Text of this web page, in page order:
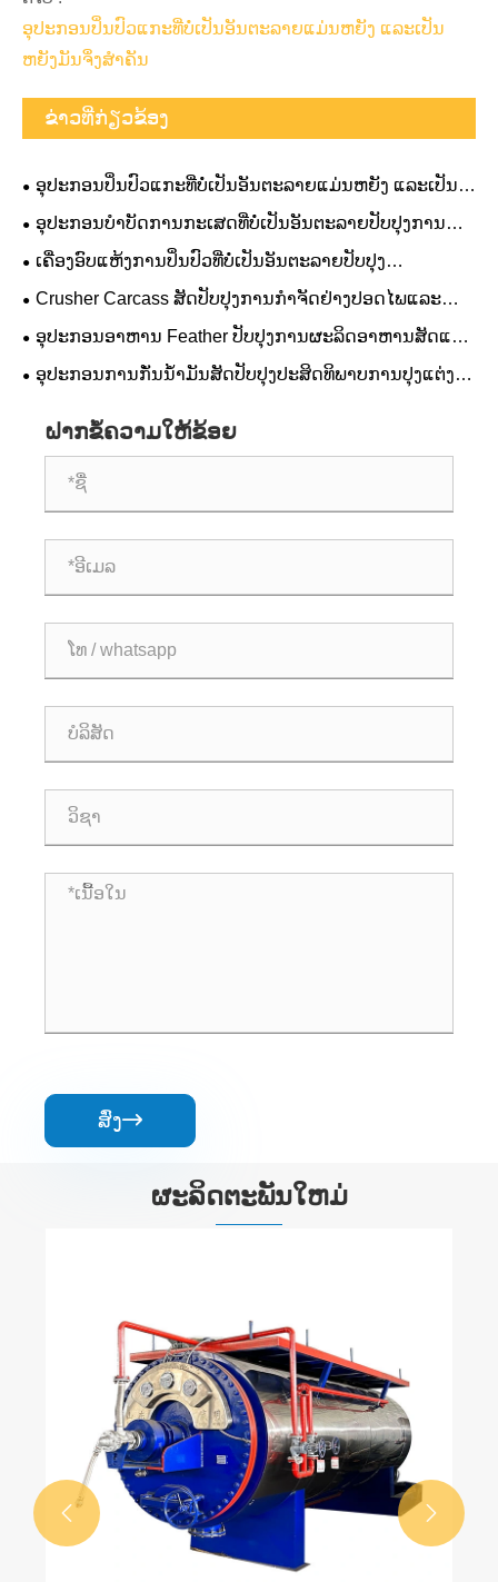
ອຸປະກອນປິ່ນປົວແກະທີ່ບໍ່ເປັນອັນຕະລາຍແມ່ນຫຍັງ ແລະເປັນ
ຫຍັງມັນຈຶ່ງສຳຄັນ
ຂ່າວທີ່ກ່ຽວຂ້ອງ
ອຸປະກອນປິ່ນປົວແກະທີ່ບໍ່ເປັນອັນຕະລາຍແມ່ນຫຍັງ ແລະເປັນ
ຫຍັງມັນຈຶ່ງສຳຄັນ
ອຸປະກອນບຳບັດການກະເສດທີ່ບໍ່ເປັນອັນຕະລາຍປັບປຸງການ
ຈັດການສິ່ງເສດເຫຼືອ ແລະການປົກປ້ອງສິ່ງແວດລ້ອມແນວໃດ?
ເຄື່ອງອົບແຫ້ງການປິ່ນປົວທີ່ບໍ່ເປັນອັນຕະລາຍປັບປຸງ
ປະສິດທິພາບການບໍາບັດສິ່ງເສດເຫຼືອແນວໃດ?
Crusher Carcass ສັດປັບປຸງການກໍາຈັດຢ່າງປອດໄພແລະ
ປະສິດທິພາບແນວໃດ?
ອຸປະກອນອາຫານ Feather ປັບປຸງການຜະລິດອາຫານສັດແນວ
ອຸປະກອນການກັ່ນນ້ໍາມັນສັດປັບປຸງປະສິດທິພາບການປຸງແຕ່ງ
ຝາກຂໍ້ຄວາມໃຫ້ຂ້ອຍ
ສົ່ງ
ຜະລິດຕະພັນໃຫມ່
 